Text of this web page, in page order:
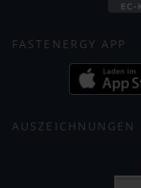
FASTENERGY APP
AUSZEICHNUNGEN